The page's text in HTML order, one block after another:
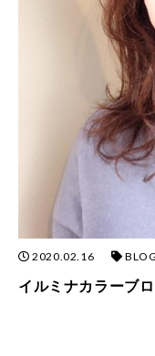
2020.02.16 BLOG
イルミナカラーブ